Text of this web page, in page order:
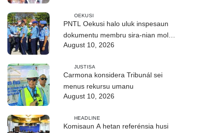
OEKUSI
PNTL Oekusi halo uluk inspesaun
dokumentu membru sira-nian molok
pasa-revista iha públiku
August 10, 2026
JUSTISA
Carmona konsidera Tribunál sei
menus rekursu umanu
August 10, 2026
HEADLINE
Komisaun A hetan referénsia husi